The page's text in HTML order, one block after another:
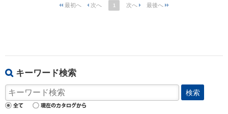
1
キーワード検索
検索